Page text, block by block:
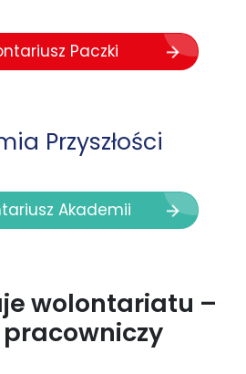
Paczki
Przyszłości
Akademii
wolontariatu –